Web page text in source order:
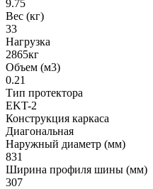
9.75
Вес (кг)
33
Нагрузка
2865кг
Объем (м3)
0.21
Тип протектора
EKT-2
Конструкция каркаса
Диагональная
Наружный диаметр (мм)
831
Ширина профиля шины (мм)
307